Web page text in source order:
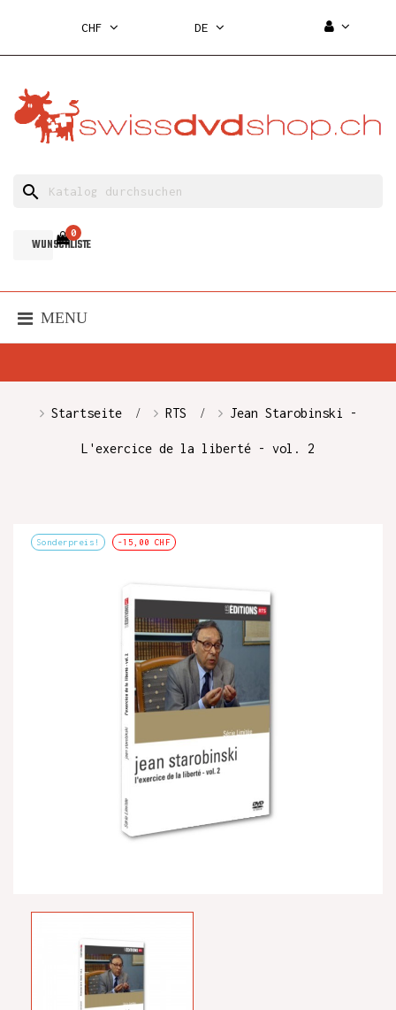
CHF DE
search
WUNSCHLISTE
0
MENU
Startseite RTS Jean Starobinski -
L'exercice de la liberté - vol. 2
Sonderpreis! -15,00 CHF